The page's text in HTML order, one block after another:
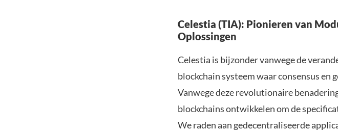
Celestia (TIA): Pionieren van
Oplossingen
Celestia is bijzonder vanwege de
blockchain systeem waar consensus en
Vanwege deze revolutionaire
blockchains ontwikkelen om de
We raden aan gedecentraliseerde